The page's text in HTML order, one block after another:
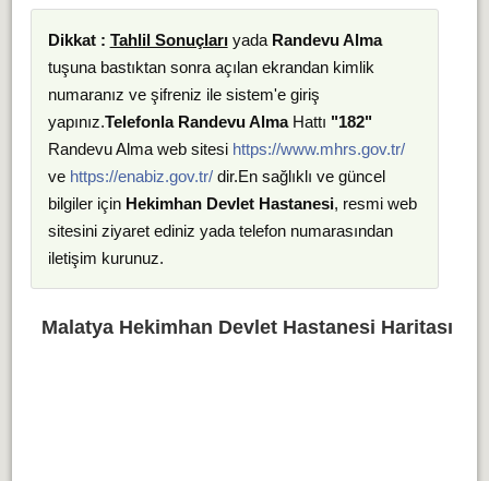
Dikkat : Tahlil Sonuçlarıyada Randevu Alma
tuşuna bastıktan sonra açılan ekrandan kimlik
numaranız ve şifreniz ile sistem'e giriş
yapınız.Telefonla Randevu AlmaHattı "182"
Randevu Alma web sitesi https://www.mhrs.gov.tr/
ve https://enabiz.gov.tr/dir.En sağlıklı ve güncel
bilgiler için Hekimhan Devlet Hastanesi, resmi web
sitesini ziyaret ediniz yada telefon numarasından
iletişim kurunuz.
Malatya Hekimhan Devlet Hastanesi Haritası